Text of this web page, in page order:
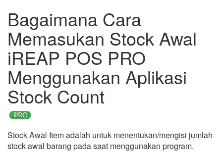
Bagaimana Cara
Memasukan Stock Awal
iREAP POS PRO
Menggunakan Aplikasi
Stock Count
Stock Awal Item adalah untuk menentukan/mengisi jumlah
stock awal barang pada saat menggunakan program.